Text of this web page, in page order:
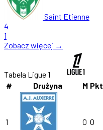
Saint Etienne
4
1
Zobacz więcej →
Tabela Ligue 1
#
Drużyna M Pkt
1 0 0